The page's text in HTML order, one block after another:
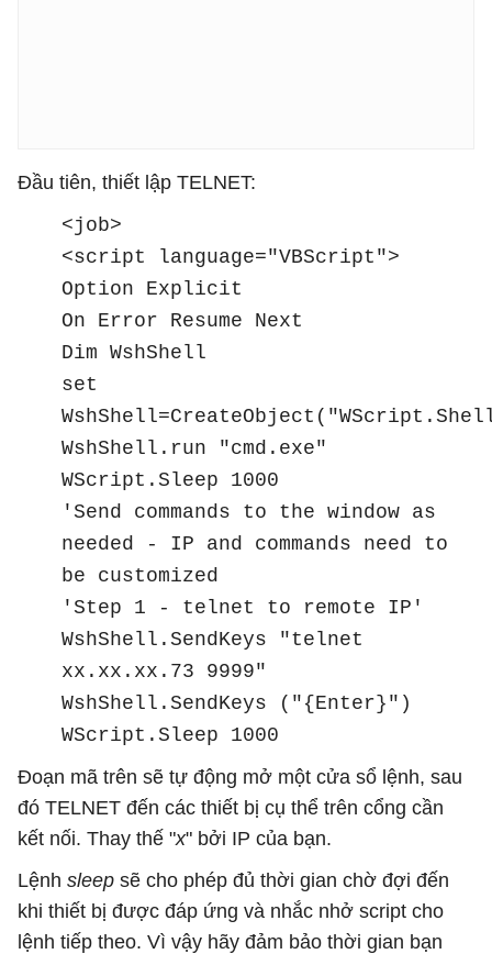
Đầu tiên, thiết lập TELNET:
<job>
<script language="VBScript">
Option Explicit
On Error Resume Next
Dim WshShell
set
WshShell.run "cmd.exe"
WScript.Sleep 1000
'Send commands to the window as
needed - IP and commands need to
be customized
'Step 1 - telnet to remote IP'
WshShell.SendKeys "telnet
xx.xx.xx.73 9999"
WshShell.SendKeys ("{Enter}")
WScript.Sleep 1000
Đoạn mã trên sẽ tự động mở một cửa sổ lệnh, sau
đó TELNET đến các thiết bị cụ thể trên cổng cần
kết nối. Thay thế "x" bởi IP của bạn.
Lệnh sleep sẽ cho phép đủ thời gian chờ đợi đến
khi thiết bị được đáp ứng và nhắc nhở script cho
lệnh tiếp theo. Vì vậy hãy đảm bảo thời gian bạn